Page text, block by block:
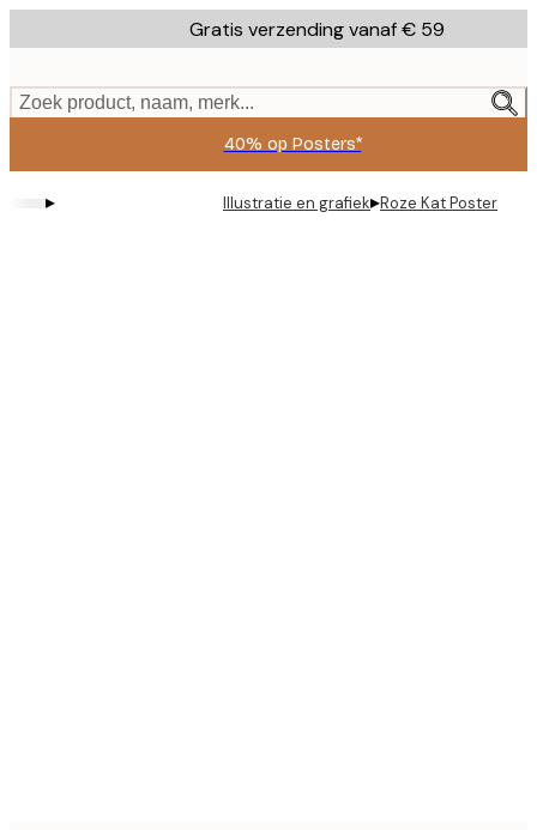
to
content.
Gratis verzending vanaf € 59
Zoek product, naam, merk...
40% op Posters*
▸ Illustratie en grafiek▸Roze Kat Poster